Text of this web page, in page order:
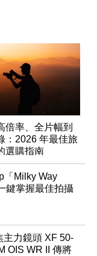
倍率、全片幅到
：2026 年最佳旅
選購指南
「Milky Way
鍵掌握最佳拍攝
主力鏡頭 XF 50-
OIS WR II 傳將